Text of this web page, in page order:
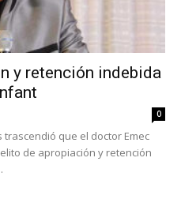
y retención indebida
0
trascendió que el doctor Emec
de apropiación y retención